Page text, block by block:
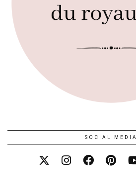
SOCIAL MEDIA